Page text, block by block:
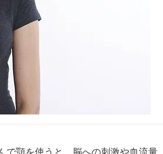
で顎を使うと、脳への刺激や血流量